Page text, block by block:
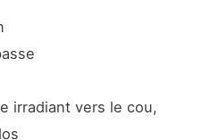
irradiant vers le cou,